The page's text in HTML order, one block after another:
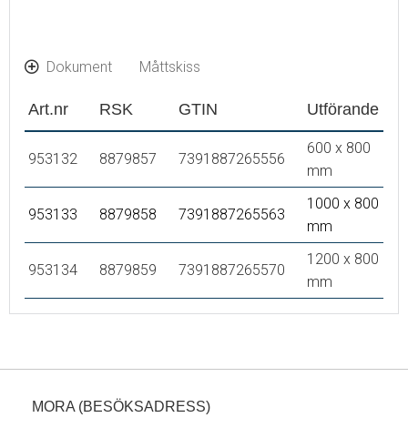
Dokument Måttskiss
Art.nr RSK GTIN Utförande
953132 8879857 7391887265556
600 x 800
mm
953133 8879858 7391887265563
1000 x 800
mm
953134 8879859 7391887265570
1200 x 800
mm
MORA (BESÖKSADRESS)